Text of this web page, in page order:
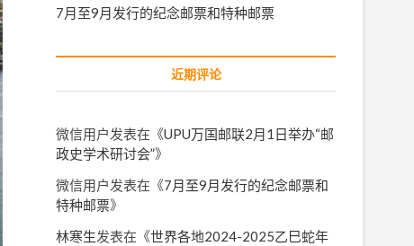
7月至9月发行的纪念邮票和特种邮票
近期评论
微信用户 发表在《UPU万国邮联2月1日举办“邮
政史学术研讨会”》
微信用户 发表在《7月至9月发行的纪念邮票和
特种邮票》
林寒生发表在《世界各地2024-2025乙巳蛇年